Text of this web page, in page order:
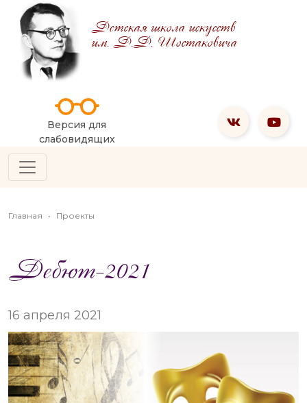
Детская школа искусств
им. Д.Д. Шостаковича
Версия для
слабовидящих
Главная Проекты
Дебют-2021
16 апреля 2021